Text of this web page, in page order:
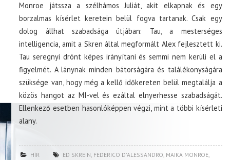
Monroe játssza a szélhámos Juliát, akit elkapnak és egy
borzalmas kísérlet keretein belül fogva tartanak. Csak egy
dolog állhat szabadsága útjában: Tau, a mesterséges
intelligencia, amit a Skren által megformált Alex fejlesztett ki.
Tau seregnyi drónt képes irányítani és semmi nem kerüli el a
figyelmét. A lánynak minden bátorságára és találékonyságára
szüksége van, hogy még a kellő időkereten belül megtalálja a
közös hangot az MI-vel és ezáltal elnyerhesse szabadságát.
Ellenkező esetben hasonlóképpen végzi, mint a többi kísérleti
alany.
HÍR ED SKREIN, FEDERICO D'ALESSANDRO, MAIKA MONROE,